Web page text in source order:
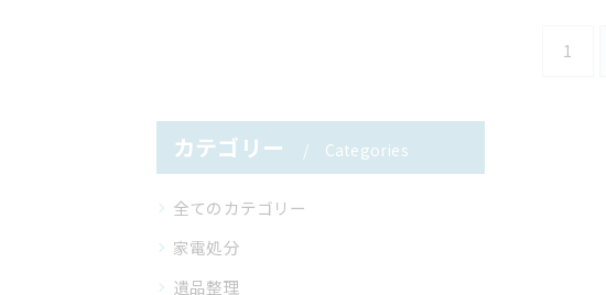
1
カテゴリー Categories
全てのカテゴリー
家電処分
遺品整理